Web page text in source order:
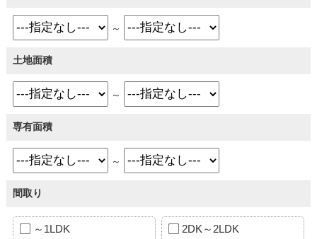
～
土地面積
～
専有面積
～
間取り
～1LDK 2DK～2LDK